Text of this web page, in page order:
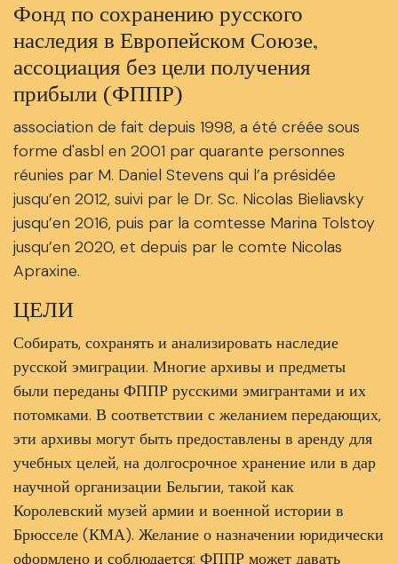
Фонд по сохранению русского
наследия в Европейском Союзе,
ассоциация без цели получения
прибыли (ФППР)
association de fait depuis 1998, a été créée sous
forme d'asbl en 2001 par quarante personnes
réunies par M. Daniel Stevens qui l’a présidée
jusqu’en 2012, suivi par le Dr. Sc. Nicolas Bieliavsky
jusqu’en 2016, puis par la comtesse Marina Tolstoy
jusqu’en 2020, et depuis par le comte Nicolas
Apraxine.
ЦЕЛИ
Собирать, сохранять и анализировать наследие
русской эмиграции. Многие архивы и предметы
были переданы ФППР русскими эмигрантами и их
потомками. В соответствии с желанием передающих,
эти архивы могут быть предоставлены в аренду для
учебных целей, на долгосрочное хранение или в дар
научной организации Бельгии, такой как
Королевский музей армии и военной истории в
Брюсселе (КМА). Желание о назначении юридически
оформлено и соблюдается; ФППР может давать